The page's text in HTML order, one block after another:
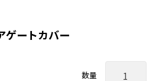
ゲートカバー
数量